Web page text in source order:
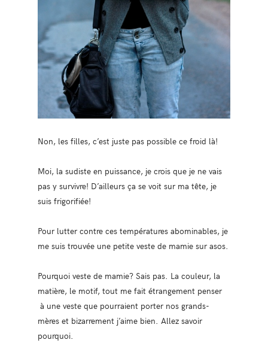
Non, les filles, c’est juste pas possible ce froid là!
Moi, la sudiste en puissance, je crois que je ne vais
pas y survivre! D’ailleurs ça se voit sur ma tête, je
suis frigorifiée!
Pour lutter contre ces températures abominables, je
me suis trouvée une petite veste de mamie sur asos.
Pourquoi veste de mamie? Sais pas. La couleur, la
matière, le motif, tout me fait étrangement penser
à une veste que pourraient porter nos grands-
mères et bizarrement j’aime bien. Allez savoir
pourquoi.